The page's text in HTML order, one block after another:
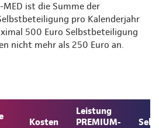
MED ist die Summe der
pro Kalenderjahr
500 Euro Selbstbeteiligung
nicht mehr als 250 Euro an.
Kosten
Leistung
PREMIUM-